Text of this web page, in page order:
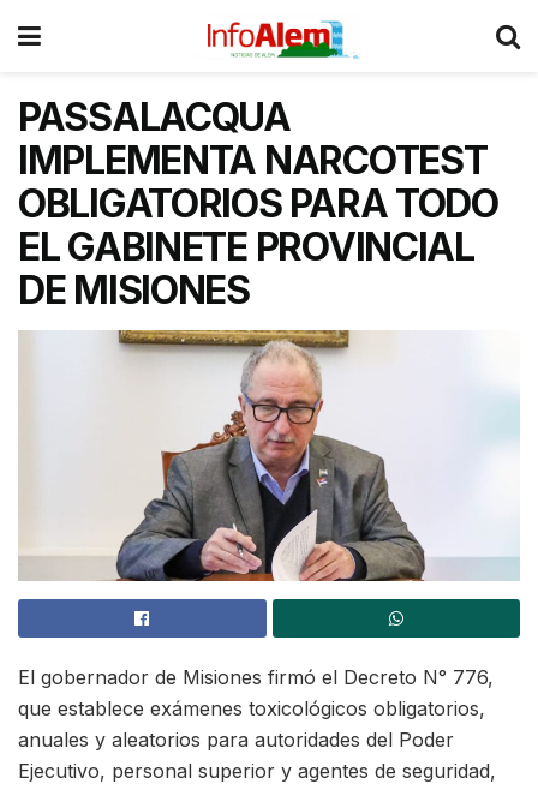
PASSALACQUA
IMPLEMENTA NARCOTEST
OBLIGATORIOS PARA TODO
EL GABINETE PROVINCIAL
DE MISIONES
El gobernador de Misiones firmó el Decreto N° 776,
que establece exámenes toxicológicos obligatorios,
anuales y aleatorios para autoridades del Poder
Ejecutivo, personal superior y agentes de seguridad,